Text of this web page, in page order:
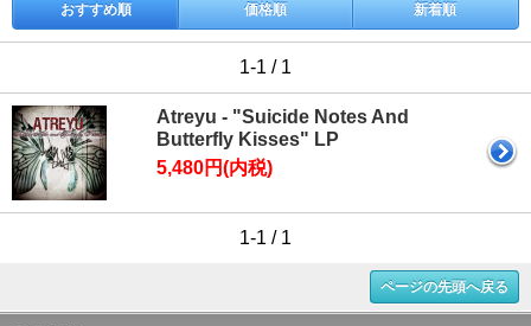
おすすめ順 価格順 新着順
1-1 / 1
Atreyu - "Suicide Notes And
Butterfly Kisses" LP
5,480円(内税)
1-1 / 1
ページの先頭へ戻る